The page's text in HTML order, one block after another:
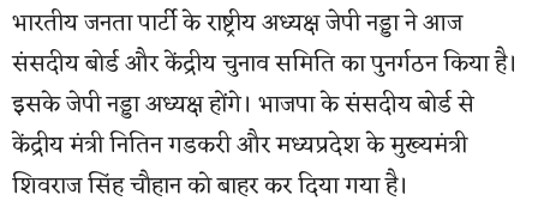
भारतीय जनता पार्टी के राष्ट्रीय अध्यक्ष जेपी नड्डा ने आज
संसदीय बोर्ड और केंद्रीय चुनाव समिति का पुनर्गठन किया है।
इसके जेपी नड्डा अध्यक्ष होंगे। भाजपा के संसदीय बोर्ड से
केंद्रीय मंत्री नितिन गडकरी और मध्यप्रदेश के मुख्यमंत्री
शिवराज सिंह चौहान को बाहर कर दिया गया है।